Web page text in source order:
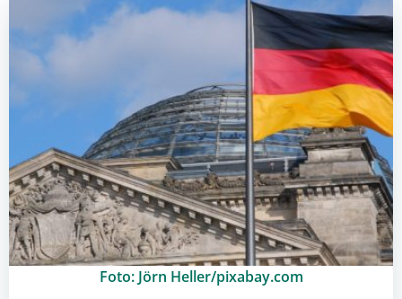
Foto: Jörn Heller/pixabay.com